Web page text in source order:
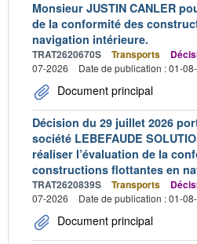
Monsieur JUSTIN CANLER
de la conformité des
navigation intérieure.
TRAT2620670S Transports
07-2026
Date de publication : 01-
Document principal
Décision du 29 juillet 2026
société LEBEFAUDE
réaliser l’évaluation de la
constructions flottantes en
TRAT2620839S Transports
07-2026
Date de publication : 01-
Document principal